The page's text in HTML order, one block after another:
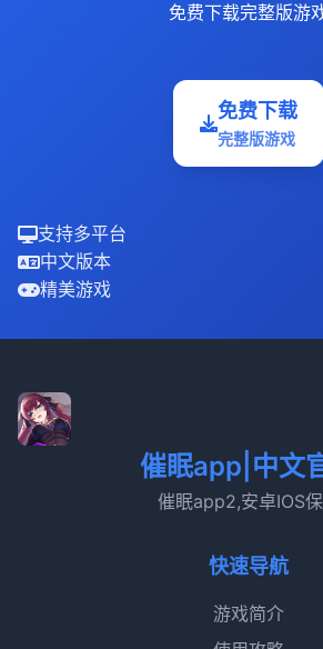
免费下载完整版游
免费下载
完整版游戏
支持多平台
中文版本
精美游戏
催眠app|中文
催眠app2,安卓IOS
快速导航
游戏简介